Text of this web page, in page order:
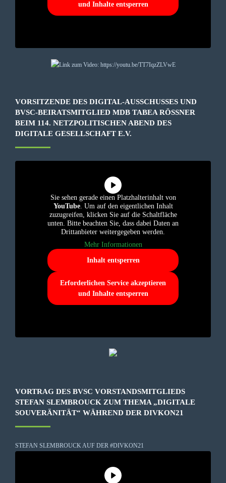
und Inhalte entsperren
VORSITZENDE DES DIGITAL-AUSSCHUSSES UND
BVSC-BEIRATSMITGLIED MDB TABEA RÖSSNER B
EIM 114. NETZPOLITISCHEN ABEND DES D
IGITALE GESELLSCHAFT E.V.
Sie sehen gerade einen Platzhalterinhalt von
YouTube. Um auf den eigentlichen Inhalt
zuzugreifen, klicken Sie auf die Schaltfläche
unten. Bitte beachten Sie, dass dabei Daten an
Drittanbieter weitergegeben werden.
Mehr Informationen
Inhalt entsperren
Erforderlichen Service akzeptieren
und Inhalte entsperren
VORTRAG DES BVSC VORSTANDSMITGLIEDS
STEFAN SLEMBROUCK ZUM THEMA „DIGITALE
SOUVERÄNITÄT“ WÄHREND DER DIVKON21
STEFAN SLEMBROUCK AUF DER #DIVKON21